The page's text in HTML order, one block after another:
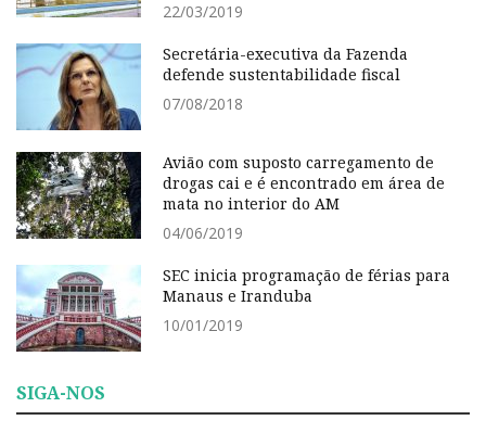
22/03/2019
Secretária-executiva da Fazenda
defende sustentabilidade fiscal
07/08/2018
Avião com suposto carregamento de
drogas cai e é encontrado em área de
mata no interior do AM
04/06/2019
SEC inicia programação de férias para
Manaus e Iranduba
10/01/2019
SIGA-NOS